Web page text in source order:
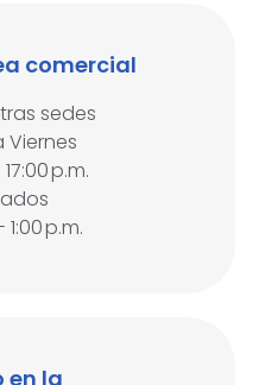
comercial
sedes
Viernes
p.m.
p.m.
en la